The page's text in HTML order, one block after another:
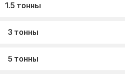
1.5 тонны
3 тонны
5 тонны